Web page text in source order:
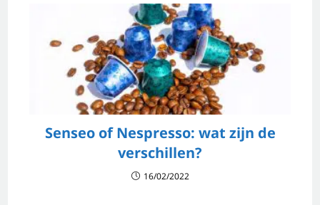
Senseo of Nespresso: wat zijn de
verschillen?
16/02/2022